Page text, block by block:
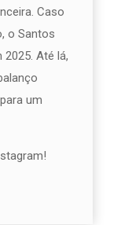
Caso
o Santos
Até lá,
um